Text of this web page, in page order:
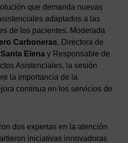
que demanda nuevas
adaptados a las
de los pacientes. Moderada
Carboneras, Directora de
Elena y Responsable de
Asistenciales, la sesión
la importancia de la
continua en los servicios de
dos expertas en la atención
iniciativas innovadoras